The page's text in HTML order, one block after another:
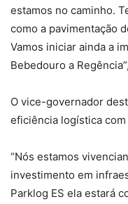
estamos no caminho.
como a pavimentação
Vamos iniciar ainda a
Bebedouro a
O vice-governador
eficiência logística
“Nós estamos
investimento em
Parklog ES ela estará